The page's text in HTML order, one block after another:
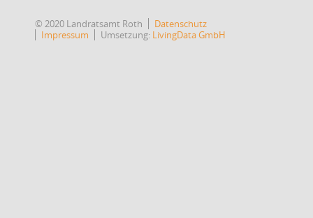
© 2020 Landratsamt Roth
Datenschutz
Impressum
Umsetzung: LivingData GmbH